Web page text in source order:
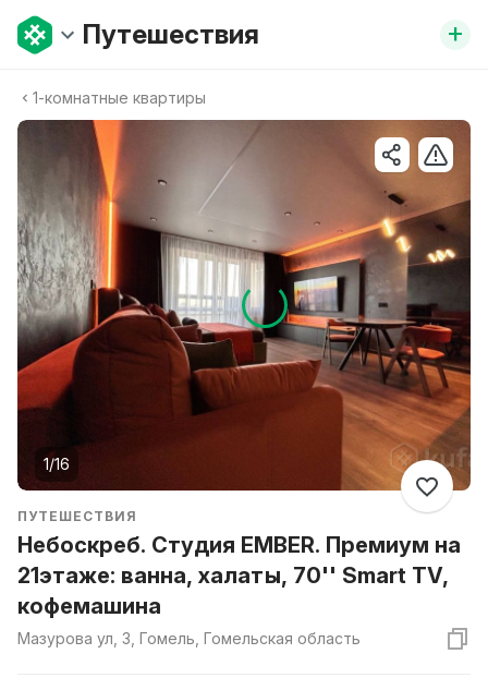
Путешествия +
1-комнатные квартиры
1/16
ПУТЕШЕСТВИЯ
Небоскреб. Студия EMBER. Премиум на
21этаже: ванна, халаты, 70'' Smart TV,
кофемашина
Мазурова ул, 3, Гомель, Гомельская область